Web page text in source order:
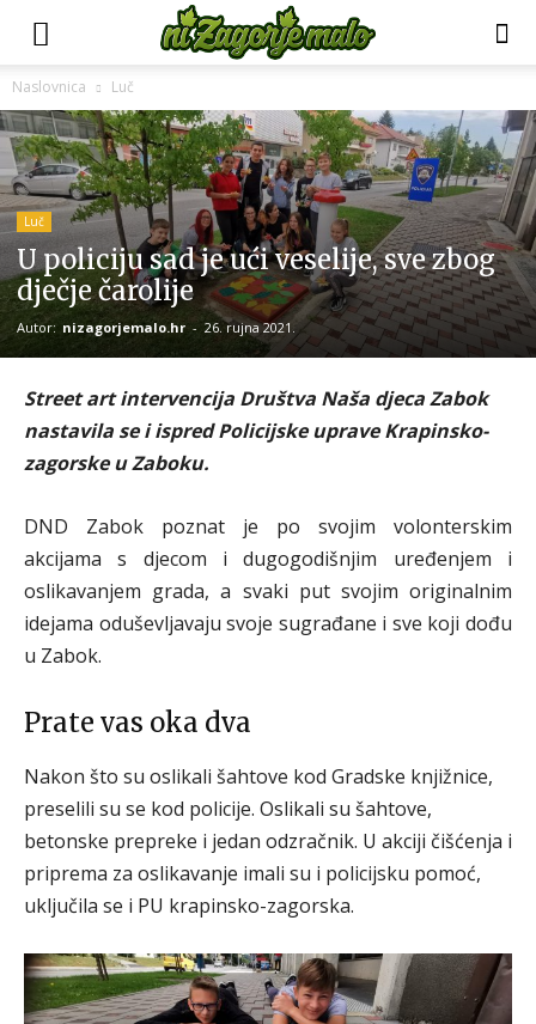
Naslovnica Luč
Luč
U policiju sad je ući veselije, sve zbog
dječje čarolije
Autor: nizagorjemalo.hr - 26. rujna 2021.
Street art intervencija Društva Naša djeca Zabok
nastavila se i ispred Policijske uprave Krapinsko-
zagorske u Zaboku.
DND Zabok poznat je po svojim volonterskim
akcijama s djecom i dugogodišnjim uređenjem i
oslikavanjem grada, a svaki put svojim originalnim
idejama oduševljavaju svoje sugrađane i sve koji dođu
u Zabok.
Prate vas oka dva
Nakon što su oslikali šahtove kod Gradske knjižnice,
preselili su se kod policije. Oslikali su šahtove,
betonske prepreke i jedan odzračnik. U akciji čišćenja i
priprema za oslikavanje imali su i policijsku pomoć,
uključila se i PU krapinsko-zagorska.